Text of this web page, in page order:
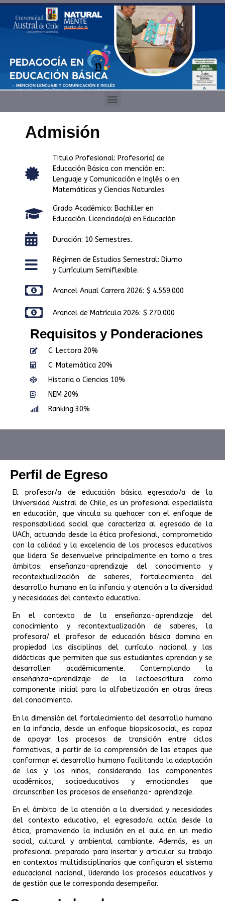
Admisión
Titulo Profesional: Profesor(a) de
Educación Básica con mención en:
Lenguaje y Comunicación e Inglés o en
Matemáticas y Ciencias Naturales
Grado Académico: Bachiller en
Educación. Licenciado(a) en Educación
Duración: 10 Semestres.
Régimen de Estudios Semestral: Diurno
y Currículum Semiflexible.
Arancel Anual Carrera 2026: $ 4.559.000
Arancel de Matrícula 2026: $ 270.000
Requisitos y Ponderaciones
C. Lectora 20%
C. Matemática 20%
Historia o Ciencias 10%
NEM 20%
Ranking 30%
Perfil de Egreso
El profesor/a de educación básica egresado/a de la
Universidad Austral de Chile, es un profesional especialista
en educación, que vincula su quehacer con el enfoque de
responsabilidad social que caracteriza al egresado de la
UACh, actuando desde la ética profesional, comprometido
con la calidad y la excelencia de los procesos educativos
que lidera. Se desenvuelve principalmente en torno a tres
ámbitos: enseñanza-aprendizaje del conocimiento y
recontextualización de saberes, fortalecimiento del
desarrollo humano en la infancia y atención a la diversidad
y necesidades del contexto educativo.
En el contexto de la enseñanza-aprendizaje del
conocimiento y recontextualización de saberes, la
profesora/ el profesor de educación básica domina en
propiedad las disciplinas del currículo nacional y las
didácticas que permiten que sus estudiantes aprendan y se
desarrollen académicamente. Contemplando la
enseñanza-aprendizaje de la lectoescritura como
componente inicial para la alfabetización en otras áreas
del conocimiento.
En la dimensión del fortalecimiento del desarrollo humano
en la infancia, desde un enfoque biopsicosocial, es capaz
de apoyar los procesos de transición entre ciclos
formativos, a partir de la comprensión de las etapas que
conforman el desarrollo humano facilitando la adaptación
de las y los niños, considerando los componentes
académicos, socioeducativos y emocionales que
circunscriben los procesos de enseñanza- aprendizaje.
En el ámbito de la atención a la diversidad y necesidades
del contexto educativo, el egresado/a actúa desde la
ética, promoviendo la inclusión en el aula en un medio
social, cultural y ambiental cambiante. Además, es un
profesional preparado para insertar y articular su trabajo
en contextos multidisciplinarios que configuran el sistema
educacional nacional, liderando los procesos educativos y
de gestión que le corresponda desempeñar.